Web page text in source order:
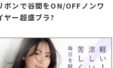
ボンで谷間をON/OFFノンワ
ヤー超盛ブラ?